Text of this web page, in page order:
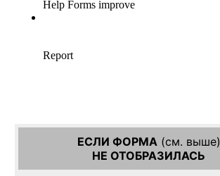
ЕСЛИ ФОРМА(см. выше)
НЕ ОТОБРАЗИЛАСЬ